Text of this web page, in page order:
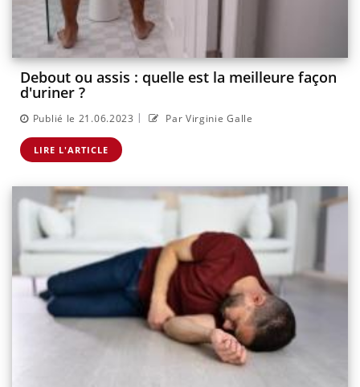
Debout ou assis : quelle est la meilleure façon
d'uriner ?
Publié le 21.06.2023 | Par Virginie Galle
LIRE L'ARTICLE